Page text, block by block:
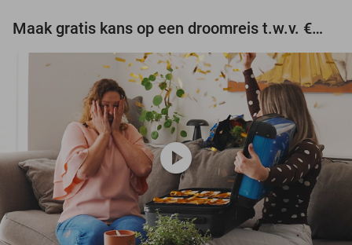
Maak gratis kans op een droomreis t.w.v. €3.000!
play_circle